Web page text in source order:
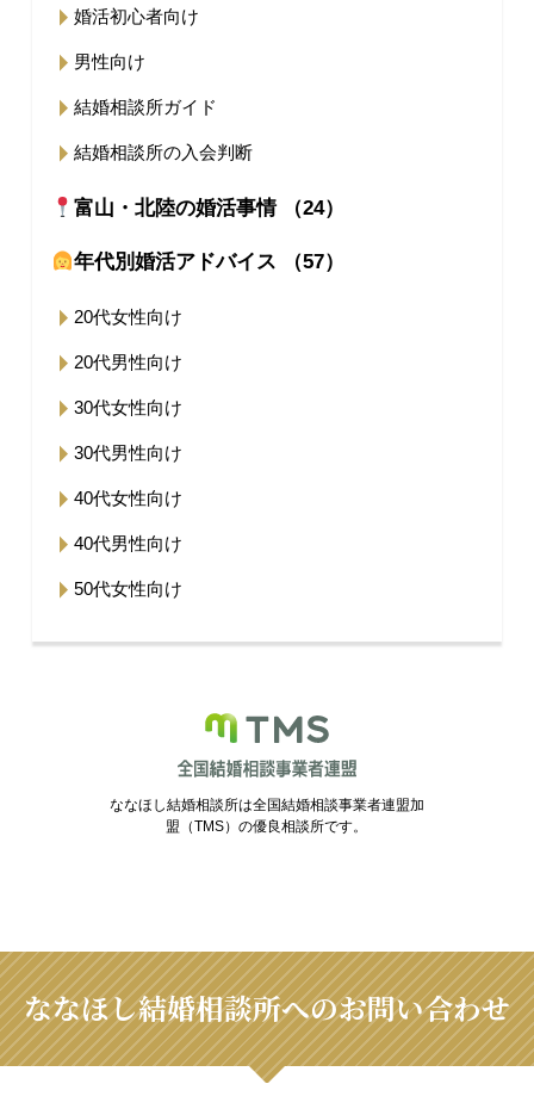
婚活初心者向け
男性向け
結婚相談所ガイド
結婚相談所の入会判断
富山・北陸の婚活事情 （24）
年代別婚活アドバイス （57）
20代女性向け
20代男性向け
30代女性向け
30代男性向け
40代女性向け
40代男性向け
50代女性向け
ななほし結婚相談所は全国結婚相談事業者連盟加
盟（TMS）の優良相談所です。
ななほし結婚相談所へのお問い合わせ